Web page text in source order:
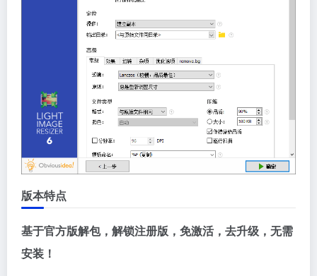
版本特点
基于官方版解包，解锁注册版，免激活，去升级，无需
安装！